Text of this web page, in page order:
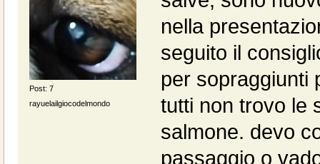
Post: 7
rayuelailgiocodelmondo
nella
seguito il
per sopraggiunti
tutti non trovo le
salmone. devo
passaggio o